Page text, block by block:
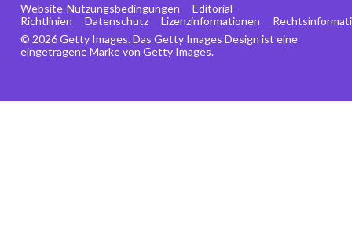
© 2026 Getty Images. Das Getty Images Design ist eine
eingetragene Marke von Getty Images.
Website-Nutzungsbedingungen
Editorial-
Richtlinien
Datenschutz Lizenzinformationen